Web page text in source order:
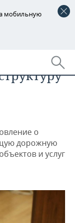
мобильную
о
дорожную
и услуг